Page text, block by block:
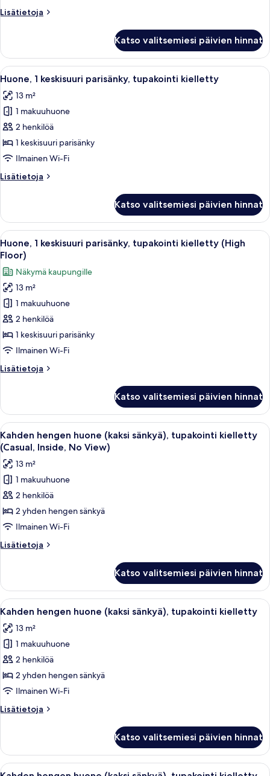
Floor)
Lisätietoja
Lisätietoja
huone,
tupakointi
kielletty
Floor)
Katso valitsemiesi päivien hinnat
Avaa
kaikki
huonetyypin
Huone,
1
keskisuuri
parisänky,
kielletty
Hotellihuone, jossa on sänky,
46
Huone, 1 keskisuuri parisänky, tupakointi kielletty
13 m²
1 makuuhuone
2 henkilöä
1 keskisuuri parisänky
Ilmainen Wi-Fi
Lisätietoja
Lisätietoja
keskisuuri
parisänky,
tupakointi
kielletty
Katso valitsemiesi päivien hinnat
Avaa
kaikki
huonetyypin
Huone,
1
keskisuuri
parisänky,
tupakointi
kielletty
Floor)
Hotellihuone, josta on näkymä
46
Huone, 1 keskisuuri parisänky, tupakointi kielletty (High
Floor)
Näkymä kaupungille
13 m²
1 makuuhuone
2 henkilöä
1 keskisuuri parisänky
Ilmainen Wi-Fi
Lisätietoja
Lisätietoja
keskisuuri
parisänky,
tupakointi
kielletty
(High
Floor)
Katso valitsemiesi päivien hinnat
Avaa
kaikki
huonetyypin
Kahden
hengen
huone
(kaksi
sänkyä),
tupakointi
kielletty
Inside,
No
View)
kuvat
Hotellihuone, jossa on sänky,
46
Kahden hengen huone (kaksi sänkyä), tupakointi kielletty
(Casual, Inside, No View)
13 m²
1 makuuhuone
2 henkilöä
2 yhden hengen sänkyä
Ilmainen Wi-Fi
Lisätietoja
Lisätietoja
huone
(kaksi
sänkyä),
kielletty
(Casual,
Inside,
No
View)
Katso valitsemiesi päivien hinnat
Avaa
kaikki
huonetyypin
Kahden
hengen
huone
(kaksi
tupakointi
Kahden hengen huone (kaksi
46
Kahden hengen huone (kaksi sänkyä), tupakointi kielletty
13 m²
1 makuuhuone
2 henkilöä
2 yhden hengen sänkyä
Ilmainen Wi-Fi
Lisätietoja
Lisätietoja
huone
(kaksi
sänkyä),
Katso valitsemiesi päivien hinnat
Avaa
Hotellihuone, jossa on kaksi
46